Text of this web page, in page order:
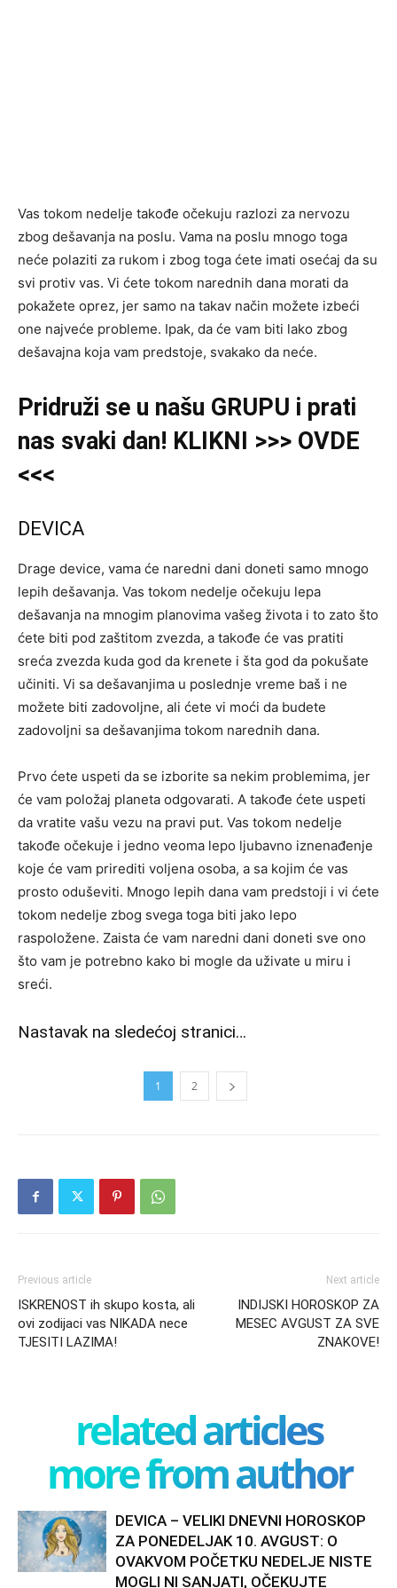
Vas tokom nedelje takođe očekuju razlozi za nervozu
zbog dešavanja na poslu. Vama na poslu mnogo toga
neće polaziti za rukom i zbog toga ćete imati osećaj da su
svi protiv vas. Vi ćete tokom narednih dana morati da
pokažete oprez, jer samo na takav način možete izbeći
one najveće probleme. Ipak, da će vam biti lako zbog
dešavajna koja vam predstoje, svakako da neće.
Pridruži se u našu GRUPU i prati
nas svaki dan! KLIKNI >>> OVDE
<<<
DEVICA
Drage device, vama će naredni dani doneti samo mnogo
lepih dešavanja. Vas tokom nedelje očekuju lepa
dešavanja na mnogim planovima vašeg života i to zato što
ćete biti pod zaštitom zvezda, a takođe će vas pratiti
sreća zvezda kuda god da krenete i šta god da pokušate
učiniti. Vi sa dešavanjima u poslednje vreme baš i ne
možete biti zadovoljne, ali ćete vi moći da budete
zadovoljni sa dešavanjima tokom narednih dana.
Prvo ćete uspeti da se izborite sa nekim problemima, jer
će vam položaj planeta odgovarati. A takođe ćete uspeti
da vratite vašu vezu na pravi put. Vas tokom nedelje
takođe očekuje i jedno veoma lepo ljubavno iznenađenje
koje će vam prirediti voljena osoba, a sa kojim će vas
prosto oduševiti. Mnogo lepih dana vam predstoji i vi ćete
tokom nedelje zbog svega toga biti jako lepo
raspoložene. Zaista će vam naredni dani doneti sve ono
što vam je potrebno kako bi mogle da uživate u miru i
sreći.
Nastavak na sledećoj stranici…
1 2
Previous article
ISKRENOST ih skupo kosta, ali
ovi zodijaci vas NIKADA nece
TJESITI LAZIMA!
Next article
INDIJSKI HOROSKOP ZA
MESEC AVGUST ZA SVE
ZNAKOVE!
related articles
more from author
DEVICA – VELIKI DNEVNI HOROSKOP
ZA PONEDELJAK 10. AVGUST: O
OVAKVOM POČETKU NEDELJE NISTE
MOGLI NI SANJATI, OČEKUJTE